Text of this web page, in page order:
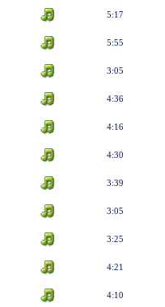
5:17
5:55
3:05
4:36
4:16
4:30
3:39
3:05
3:25
4:21
4:10